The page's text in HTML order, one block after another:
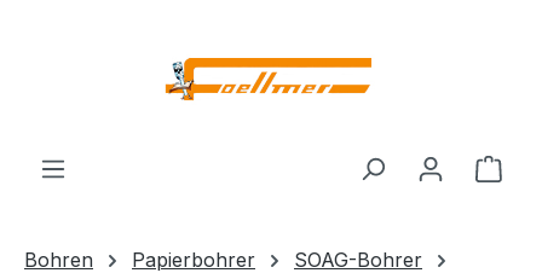
Bohren Papierbohrer
SOAG-Bohrer